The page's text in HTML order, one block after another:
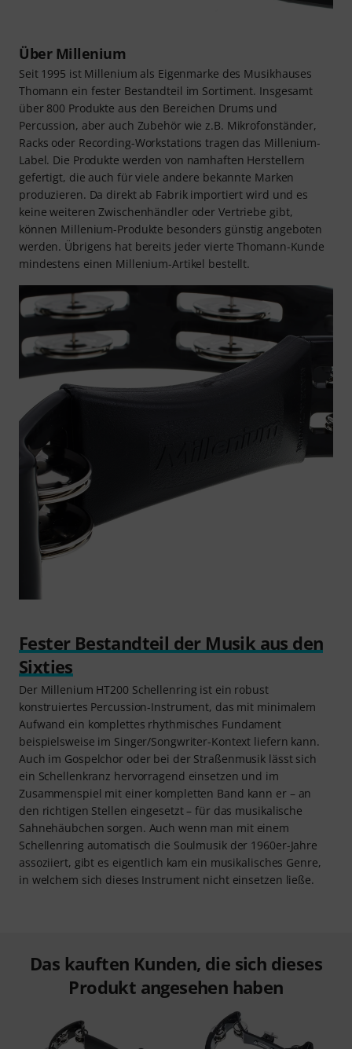
Über Millenium
Seit 1995 ist Millenium als Eigenmarke des Musikhauses
Thomann ein fester Bestandteil im Sortiment. Insgesamt
über 800 Produkte aus den Bereichen Drums und
Percussion, aber auch Zubehör wie z.B. Mikrofonständer,
Racks oder Recording-Workstations tragen das Millenium-
Label. Die Produkte werden von namhaften Herstellern
gefertigt, die auch für viele andere bekannte Marken
produzieren. Da direkt ab Fabrik importiert wird und es
keine weiteren Zwischenhändler oder Vertriebe gibt,
können Millenium-Produkte besonders günstig angeboten
werden. Übrigens hat bereits jeder vierte Thomann-Kunde
mindestens einen Millenium-Artikel bestellt.
Fester Bestandteil der Musik aus den
Sixties
Der Millenium HT200 Schellenring ist ein robust
konstruiertes Percussion-Instrument, das mit minimalem
Aufwand ein komplettes rhythmisches Fundament
beispielsweise im Singer/Songwriter-Kontext liefern kann.
Auch im Gospelchor oder bei der Straßenmusik lässt sich
ein Schellenkranz hervorragend einsetzen und im
Zusammenspiel mit einer kompletten Band kann er – an
den richtigen Stellen eingesetzt – für das musikalische
Sahnehäubchen sorgen. Auch wenn man mit einem
Schellenring automatisch die Soulmusik der 1960er-Jahre
assoziiert, gibt es eigentlich kam ein musikalisches Genre,
in welchem sich dieses Instrument nicht einsetzen ließe.
Das kauften Kunden, die sich dieses
Produkt angesehen haben